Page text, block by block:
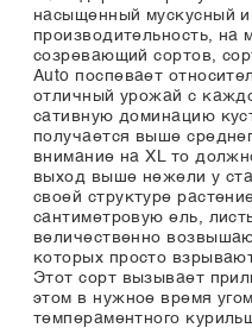
насыщенный мускусный
производительность, на
созревающий сортов,
Auto поспевает
отличный урожай с
сативную доминацию
получается выше
внимание на XL то
выход выше нежели у
своей структуре
сантиметровую ель,
величественно
которых просто
Этот сорт вызывает
этом в нужное время
темпераментного